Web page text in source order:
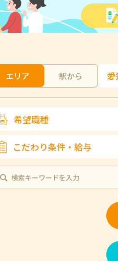
エリア 駅から
希望職種
こだわり条件・給与